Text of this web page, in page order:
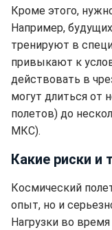
Кроме этого,
Например,
тренируют в
привыкают к
действовать в
могут длиться от
полетов) до
МКС).
Какие риски и
Космический
опыт, но и
Нагрузки во